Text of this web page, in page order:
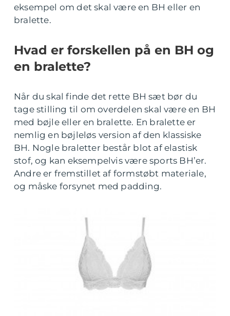
eksempel om det skal være en BH eller en
bralette.
Hvad er forskellen på en BH og
en bralette?
Når du skal finde det rette BH sæt bør du
tage stilling til om overdelen skal være en BH
med bøjle eller en bralette. En bralette er
nemlig en bøjleløs version af den klassiske
BH. Nogle braletter består blot af elastisk
stof, og kan eksempelvis være sports BH’er.
Andre er fremstillet af formstøbt materiale,
og måske forsynet med padding.